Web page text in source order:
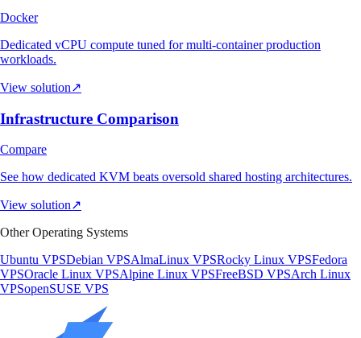
Docker
Dedicated vCPU compute tuned for multi-container production
workloads.
View solution↗
Infrastructure Comparison
Compare
See how dedicated KVM beats oversold shared hosting architectures.
View solution↗
Other Operating Systems
Ubuntu VPSDebian VPSAlmaLinux VPSRocky Linux VPSFedora
VPSOracle Linux VPSAlpine Linux VPSFreeBSD VPSArch Linux
VPSopenSUSE VPS